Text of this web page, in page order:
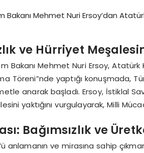
ve Hürriyet
Bakanı Mehmet Nuri Ersoy,
Töreni”nde yaptığı konuşmada,
anarak başladı. Ersoy, İstiklal
yaktığını vurgulayarak, Milli
Bağımsızlık ve
anlamanın ve mirasına sahip